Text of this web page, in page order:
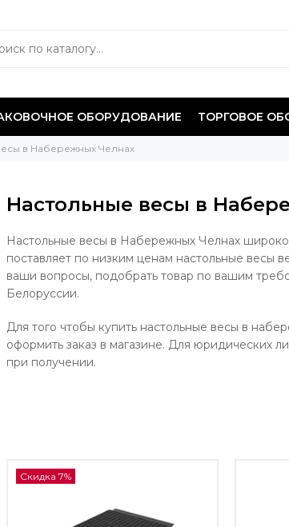
ОБОРУДОВАНИЕ ТОРГОВОЕ
в Набережных Челнах
Настольные весы в
Настольные весы в Набережных Челнах широко
поставляет по низким ценам настольные весы
ваши вопросы, подобрать товар по вашим
Белоруссии.
Для того чтобы купить настольные весы в
оформить заказ в магазине. Для юридических
при получении.
Скидка 7%